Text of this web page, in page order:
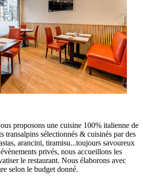
proposons une cuisine 100% italienne de
transalpins sélectionnés & cuisinés par des
arancini, tiramisu...toujours savoureux
privés, nous accueillons les
le restaurant. Nous élaborons avec
selon le budget donné.